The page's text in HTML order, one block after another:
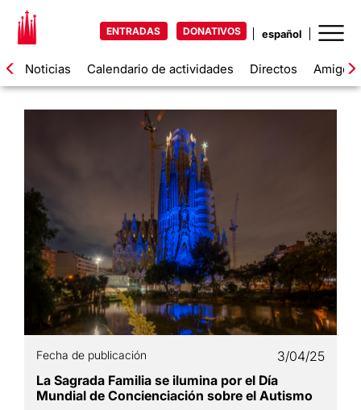
ENTRADAS DONATIVOS
Noticias Calendario de actividades Directos Amigos
Fecha de publicación
3/04/25
La Sagrada Familia se ilumina por el Día
Mundial de Concienciación sobre el Autismo